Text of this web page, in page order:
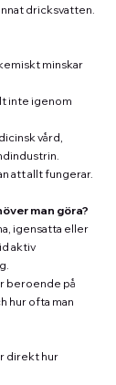
dricksvatten.
minskar
inte igenom
vård,
att allt fungerar.
man göra?
igensatta eller
aktiv
beroende på
hur ofta man
direkt hur